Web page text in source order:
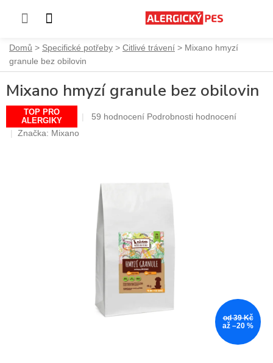
Přejít
obsah
Domů Specifické potřeby Citlivé trávení
Mixano hmyzí
granule bez obilovin
Mixano hmyzí granule bez obilovin
TOP PRO
ALERGIKY
Průměrné
hvězdiček.
59 hodnocení Podrobnosti hodnocení
Značka: Mixano
od 39 Kč
až –20 %